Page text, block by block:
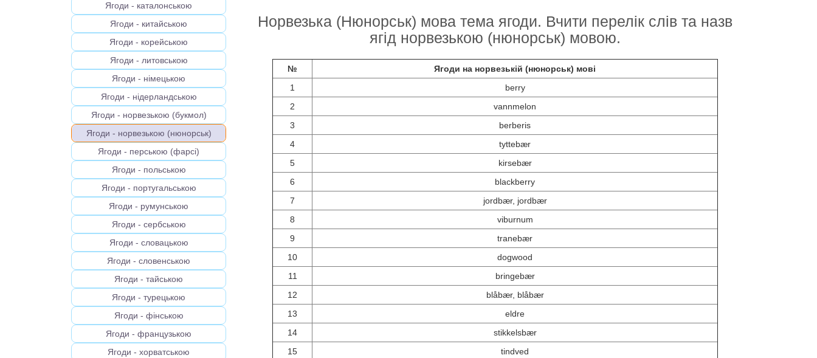
Ягоди - каталонською
Ягоди - китайською
Ягоди - корейською
Ягоди - литовською
Ягоди - німецькою
Ягоди - нідерландською
Ягоди - норвезькою (букмол)
Ягоди - норвезькою (нюнорськ)
Ягоди - перською (фарсі)
Ягоди - польською
Ягоди - португальською
Ягоди - румунською
Ягоди - сербською
Ягоди - словацькою
Ягоди - словенською
Ягоди - тайською
Ягоди - турецькою
Ягоди - фінською
Ягоди - французькою
Ягоди - хорватською
Норвезька (Нюнорськ) мова тема ягоди. Вчити перелік слів та назв
ягід норвезькою (нюнорськ) мовою.
№
Ягоди на норвезькій (нюнорськ) мові
1
berry
2
vannmelon
3
berberis
4
tyttebær
5
kirsebær
6
blackberry
7
jordbær, jordbær
8
viburnum
9
tranebær
10
dogwood
11
bringebær
12
blåbær, blåbær
13
eldre
14
stikkelsbær
15
tindved